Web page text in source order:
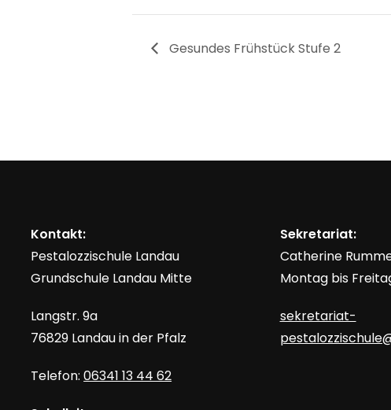
Gesundes Frühstück Stufe 2
Kontakt:
Pestalozzischule Landau
Grundschule Landau Mitte
Langstr. 9a
76829 Landau in der Pfalz
Telefon:06341 13 44 62
Sekretariat:
Catherine
Montag bis
sekretariat-